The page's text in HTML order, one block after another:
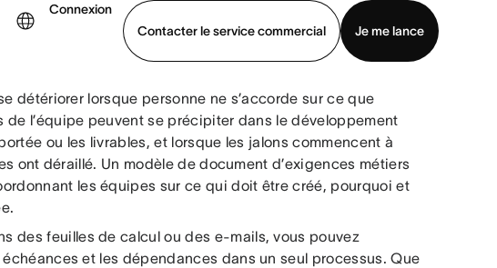
Connexion
Contacter le service commercial
Je me lance
le service commercial Voir une démo Télécharger l’application
détériorer lorsque personne ne s’accorde sur ce que
de l’équipe peuvent se précipiter dans le développement
ou les livrables, et lorsque les jalons commencent à
ont déraillé. Un modèle de document d’exigences métiers
les équipes sur ce qui doit être créé, pourquoi et
des feuilles de calcul ou des e-mails, vous pouvez
et les dépendances dans un seul processus. Que